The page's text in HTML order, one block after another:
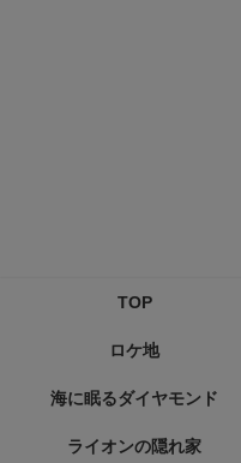
TOP
ロケ地
海に眠るダイヤモンド
ライオンの隠れ家